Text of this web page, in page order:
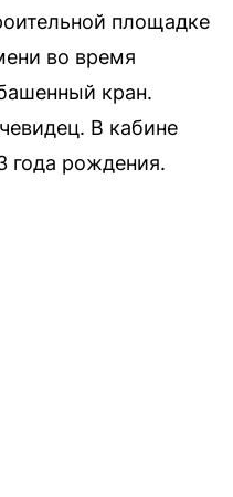
площадке
во время
кран.
В кабине
года рождения.